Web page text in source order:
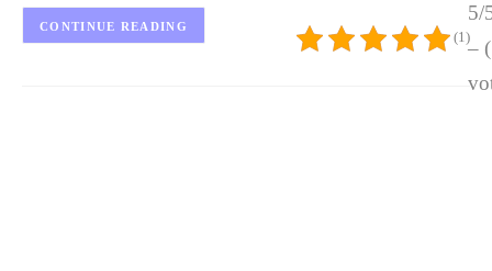
5/
–
(1)
CONTINUE READING